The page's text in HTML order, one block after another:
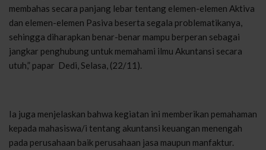
membahas secara panjang lebar tentang elemen-elemen Aktiva
dan elemen-elemen Pasiva beserta segala problematikanya,
sehingga diharapkan benar-benar mampu berperan sebagai
jangkar penghubung untuk memahami ilmu Akuntansi secara
utuh,” papar Dedi, Selasa, (22/11).
Ia juga menjelaskan bahwa kegiatan ini memberikan pemahaman
kepada mahasiswa/i tentang akuntansi keuangan menengah
pada perusahaan baik perusahaan jasa maupun manfaktur.